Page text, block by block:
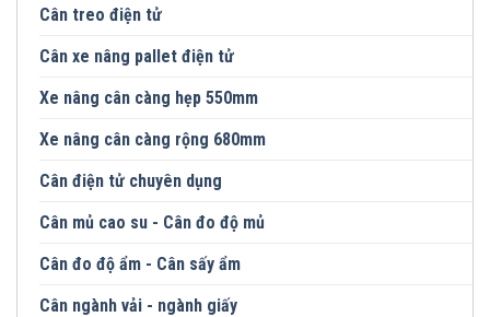
Cân treo điện tử
Cân xe nâng pallet điện tử
Xe nâng cân càng hẹp 550mm
Xe nâng cân càng rộng 680mm
Cân điện tử chuyên dụng
Cân mủ cao su - Cân đo độ mủ
Cân đo độ ẩm - Cân sấy ẩm
Cân ngành vải - ngành giấy